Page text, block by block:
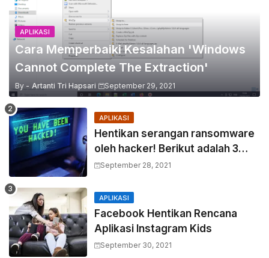
APLIKASI
Cara Memperbaiki Kesalahan 'Windows
Cannot Complete The Extraction'
By - Artanti Tri Hapsari September 29, 2021
APLIKASI
Hentikan serangan ransomware
oleh hacker! Berikut adalah 3
cara melakukannya
September 28, 2021
APLIKASI
Facebook Hentikan Rencana
Aplikasi Instagram Kids
September 30, 2021